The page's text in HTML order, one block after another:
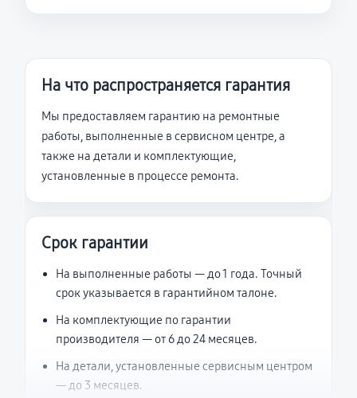
На что распространяется гарантия
Мы предоставляем гарантию на ремонтные
работы, выполненные в сервисном центре, а
также на детали и комплектующие,
установленные в процессе ремонта.
Срок гарантии
На выполненные работы — до 1 года. Точный
срок указывается в гарантийном талоне.
На комплектующие по гарантии
производителя — от 6 до 24 месяцев.
На детали, установленные сервисным центром
— до 3 месяцев.